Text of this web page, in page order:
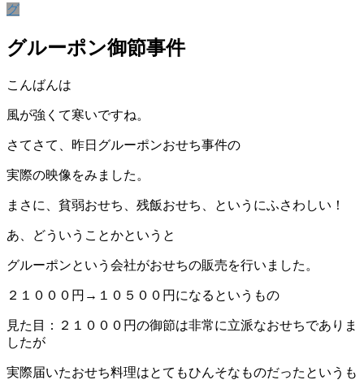
グ
グルーポン御節事件
こんばんは
風が強くて寒いですね。
さてさて、昨日グルーポンおせち事件の
実際の映像をみました。
まさに、貧弱おせち、残飯おせち、というにふさわしい！
あ、どういうことかというと
グルーポンという会社がおせちの販売を行いました。
２１０００円→１０５００円になるというもの
見た目：２１０００円の御節は非常に立派なおせちでありま
したが
実際届いたおせち料理はとてもひんそなものだったというも